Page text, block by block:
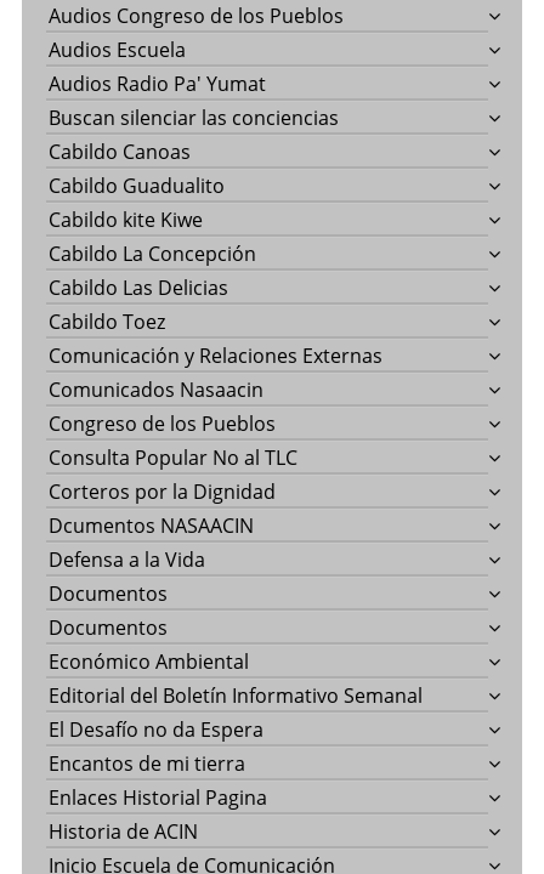
Audios Congreso de los Pueblos
Audios Escuela
Audios Radio Pa' Yumat
Buscan silenciar las conciencias
Cabildo Canoas
Cabildo Guadualito
Cabildo kite Kiwe
Cabildo La Concepción
Cabildo Las Delicias
Cabildo Toez
Comunicación y Relaciones Externas
Comunicados Nasaacin
Congreso de los Pueblos
Consulta Popular No al TLC
Corteros por la Dignidad
Dcumentos NASAACIN
Defensa a la Vida
Documentos
Documentos
Económico Ambiental
Editorial del Boletín Informativo Semanal
El Desafío no da Espera
Encantos de mi tierra
Enlaces Historial Pagina
Historia de ACIN
Inicio Escuela de Comunicación